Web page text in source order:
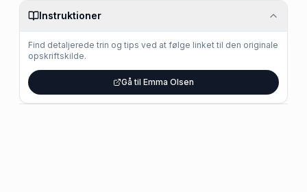
Instruktioner
Find detaljerede trin og tips ved at følge linket til den originale
opskriftskilde.
Gå til Emma Olsen